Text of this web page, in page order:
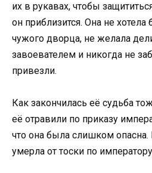
их в рукавах, чтобы
он приблизится. Она не
чужого дворца, не желала
завоевателем и никогда не
привезли.
Как закончилась её судьба
её отравили по приказу
что она была слишком опасна.
умерла от тоски по